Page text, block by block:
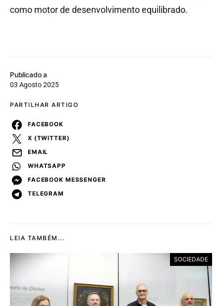
Publicado a
03 Agosto 2025
PARTILHAR ARTIGO
FACEBOOK
X (TWITTER)
EMAIL
WHATSAPP
FACEBOOK MESSENGER
TELEGRAM
como motor de desenvolvimento equilibrado.
LEIA TAMBÉM...
SOCIEDADE